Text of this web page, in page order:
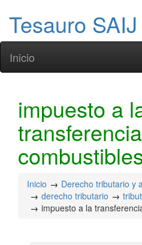
Tesauro SAIJ
Inicio
impuesto a
Inicio
Derecho tributario y
derecho tributario
impuesto a la